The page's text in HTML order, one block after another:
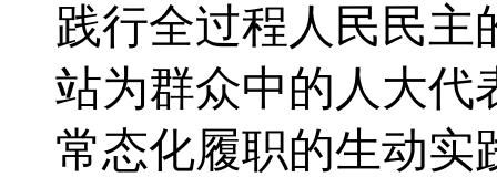
践行全过程人民民主
站为群众中的人大代
常态化履职的生动实